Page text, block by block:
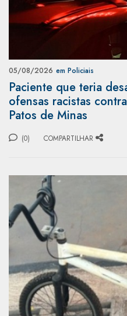
05/08/2026 em Policiais
Paciente que teria
ofensas racistas
Patos de Minas
(0) COMPARTILHAR